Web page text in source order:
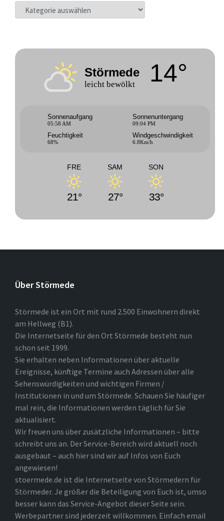
KATEGORIEN
Störmede
leicht bewölkt 14°
Sonnenaufgang
05:58 AM
Sonnenuntergang
09:04 PM
Feuchtigkeit
68%
Windgeschwindigkeit
6.8Km/h
FRE
21°
SAM
27°
SON
33°
Über Störmede
Störmede ist ein Ort mit rund 2.500 Einwohnern direkt
am Hellweg (B1).
Die Internetseite für den Ort Störmede besteht nun
schon seit 1999.
Sie erhalten neben Informationen über aktuelle
Ereignisse, künftige Termine auch Adressen über alle
Sehenswürdigkeiten und wichtigen Firmen /
Institutionen in und um Störmede. Schauen Sie häufiger
mal rein, die Informationen werden täglich für Sie
aktualisiert.
Wir freuen uns über zusätzliche Informationen – bitte
schreibt uns an. Der Service-Bereich wird aktuell noch
ausgebaut – auch hier sind wir auf Infos von Euch
angewiesen!
stoermede.de ist die Internetseite von Störmedern für
Störmeder. Je größer die Beteiligung von Euch ist, umso
besser kann das Service-Angebot dieser Seite sein.
Werbepartner sind jederzeit willkommen. Einfach email